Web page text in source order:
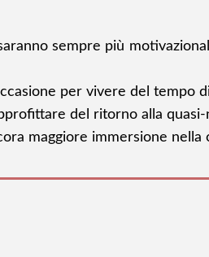
sempre più
per vivere del tempo
del ritorno alla
maggiore immersione nella